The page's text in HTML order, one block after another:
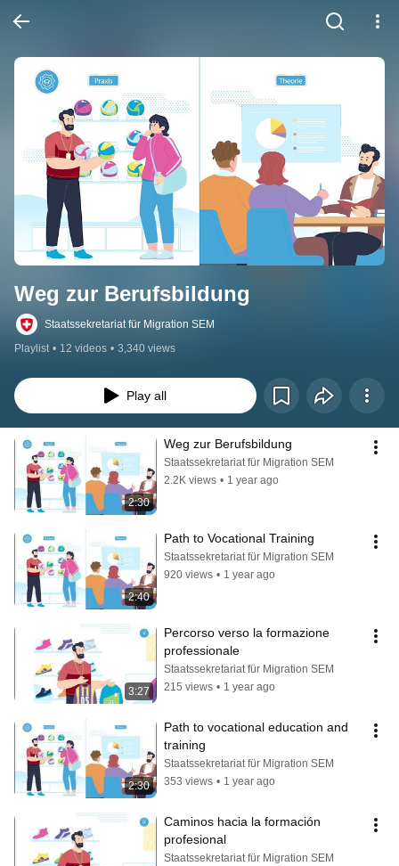
Weg zur Berufsbildung
Staatssekretariat für Migration SEM
Playlist • 12 videos • 3,340 views
Play all
2:30
Weg zur Berufsbildung
Staatssekretariat für Migration SEM
2.2K views • 1 year ago
2:40
Path to Vocational Training
Staatssekretariat für Migration SEM
920 views • 1 year ago
3:27
Percorso verso la formazione
professionale
Staatssekretariat für Migration SEM
215 views • 1 year ago
2:30
Path to vocational education and
training
Staatssekretariat für Migration SEM
353 views • 1 year ago
Caminos hacia la formación
profesional
Staatssekretariat für Migration SEM